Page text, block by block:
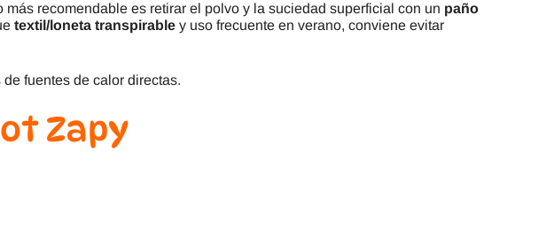
recomendable es retirar el polvo y la suciedad superficial con un paño
textil/loneta transpirable y uso frecuente en verano, conviene evitar
de fuentes de calor directas.
Zapy